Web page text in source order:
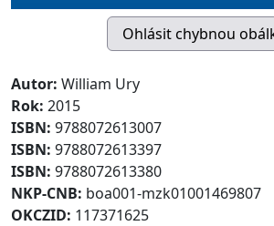
Autor: William Ury
Rok: 2015
ISBN: 9788072613007
ISBN: 9788072613397
ISBN: 9788072613380
NKP-CNB: boa001-mzk01001469807
OKCZID: 117371625